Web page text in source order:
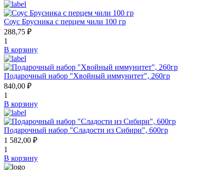
Соус Брусника с перцем чили 100 гр
288,75 ₽
1
В корзину
Подарочный набор "Хвойный иммунитет", 260гр
840,00 ₽
1
В корзину
Подарочный набор "Сладости из Сибири", 600гр
1 582,00 ₽
1
В корзину